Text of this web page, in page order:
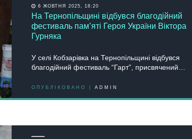
6 ЖОВТНЯ 2025, 18:20
На Тернопільщині відбувся благодійний
фестиваль пам’яті Героя України Віктора
Гурняка
У селі Кобзарівка на Тернопільщині відбувся
благодійний фестиваль “Гарт”, присвячений…
ОПУБЛІКОВАНО | ADMIN